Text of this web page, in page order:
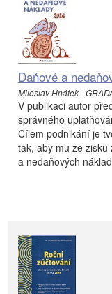
Daňové a
Miloslav Hnátek -
V publikaci autor
správného
Cílem podnikání je
tak, aby mu ze
a nedaňových